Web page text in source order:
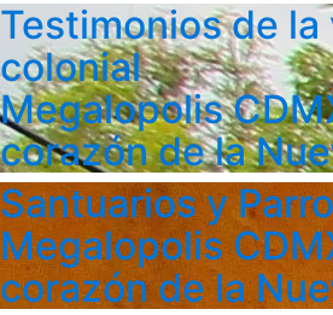
Testimonios de la
colonial
Megalopolis
corazón de la
Santuarios y
Megalopolis
corazón de la